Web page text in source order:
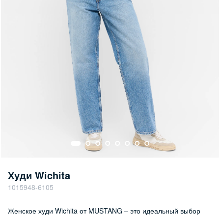
Худи Wichita
1015948-6105
Женское худи Wichita от MUSTANG – это идеальный выбор